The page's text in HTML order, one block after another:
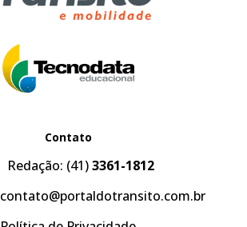
Contato
Redação: (41)3361-1812
contato@portaldotransito.com.br